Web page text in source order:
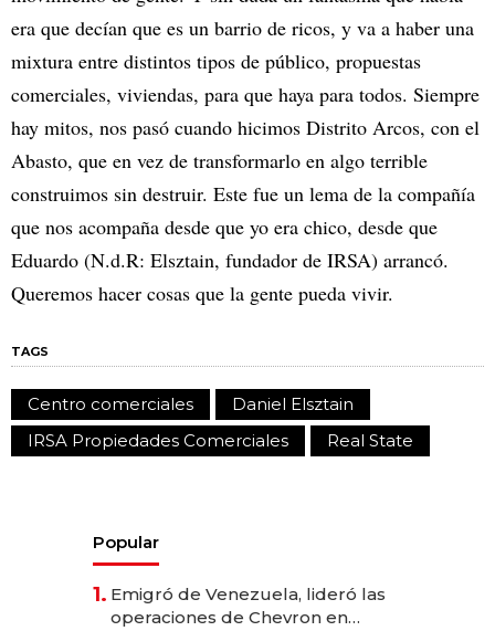
era que decían que es un barrio de ricos, y va a haber una
mixtura entre distintos tipos de público, propuestas
comerciales, viviendas, para que haya para todos. Siempre
hay mitos, nos pasó cuando hicimos Distrito Arcos, con el
Abasto, que en vez de transformarlo en algo terrible
construimos sin destruir. Este fue un lema de la compañía
que nos acompaña desde que yo era chico, desde que
Eduardo (N.d.R: Elsztain, fundador de IRSA) arrancó.
Queremos hacer cosas que la gente pueda vivir.
TAGS
Centro comerciales
Daniel Elsztain
IRSA Propiedades Comerciales
Real State
Popular
1. Emigró de Venezuela, lideró las
operaciones de Chevron en